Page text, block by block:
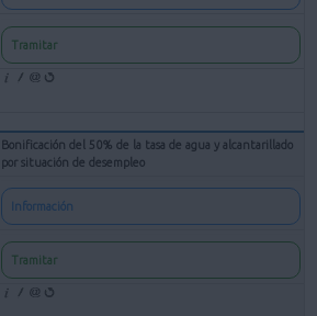
Tramitar
Bonificación del 50% de la tasa de agua y alcantarillado
por situación de desempleo
Información
Tramitar